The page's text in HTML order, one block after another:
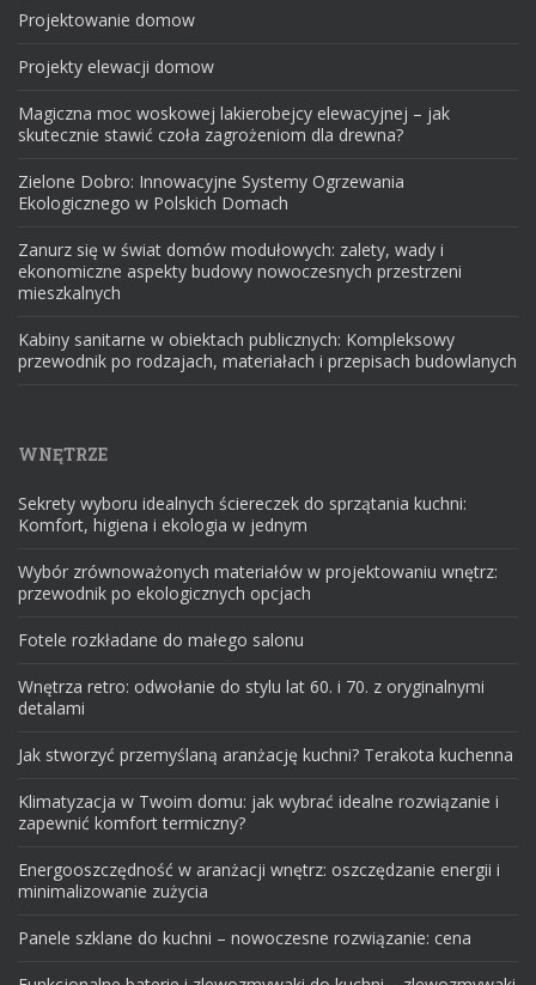
Projektowanie domow
Projekty elewacji domow
Magiczna moc woskowej lakierobejcy elewacyjnej – jak
skutecznie stawić czoła zagrożeniom dla drewna?
Zielone Dobro: Innowacyjne Systemy Ogrzewania
Ekologicznego w Polskich Domach
Zanurz się w świat domów modułowych: zalety, wady i
ekonomiczne aspekty budowy nowoczesnych przestrzeni
mieszkalnych
Kabiny sanitarne w obiektach publicznych: Kompleksowy
przewodnik po rodzajach, materiałach i przepisach budowlanych
WNĘTRZE
Sekrety wyboru idealnych ściereczek do sprzątania kuchni:
Komfort, higiena i ekologia w jednym
Wybór zrównoważonych materiałów w projektowaniu wnętrz:
przewodnik po ekologicznych opcjach
Fotele rozkładane do małego salonu
Wnętrza retro: odwołanie do stylu lat 60. i 70. z oryginalnymi
detalami
Jak stworzyć przemyślaną aranżację kuchni? Terakota kuchenna
Klimatyzacja w Twoim domu: jak wybrać idealne rozwiązanie i
zapewnić komfort termiczny?
Energooszczędność w aranżacji wnętrz: oszczędzanie energii i
minimalizowanie zużycia
Panele szklane do kuchni – nowoczesne rozwiązanie: cena